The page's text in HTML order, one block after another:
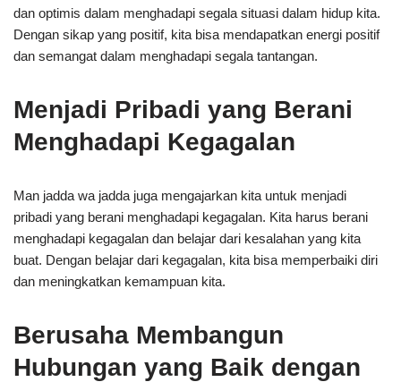
dan optimis dalam menghadapi segala situasi dalam hidup kita.
Dengan sikap yang positif, kita bisa mendapatkan energi positif
dan semangat dalam menghadapi segala tantangan.
Menjadi Pribadi yang Berani
Menghadapi Kegagalan
Man jadda wa jadda juga mengajarkan kita untuk menjadi
pribadi yang berani menghadapi kegagalan. Kita harus berani
menghadapi kegagalan dan belajar dari kesalahan yang kita
buat. Dengan belajar dari kegagalan, kita bisa memperbaiki diri
dan meningkatkan kemampuan kita.
Berusaha Membangun
Hubungan yang Baik dengan